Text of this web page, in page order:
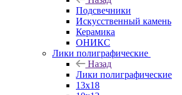
Подсвечники
Искусственный камень
Керамика
ОНИКС
Лики полиграфические
Назад
Лики полиграфические
13x18